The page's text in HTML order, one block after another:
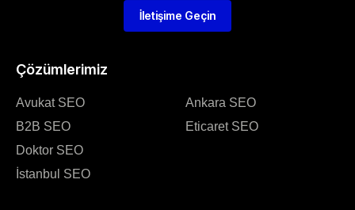
Çözümlerimiz
Avukat SEO
B2B SEO
Doktor SEO
İstanbul SEO
Ankara SEO
Eticaret SEO
İletişime Geçin